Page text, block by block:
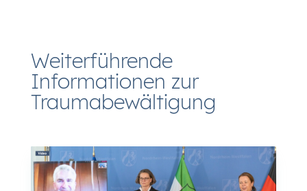
Weiterführende
Informationen zur
Traumabewältigung